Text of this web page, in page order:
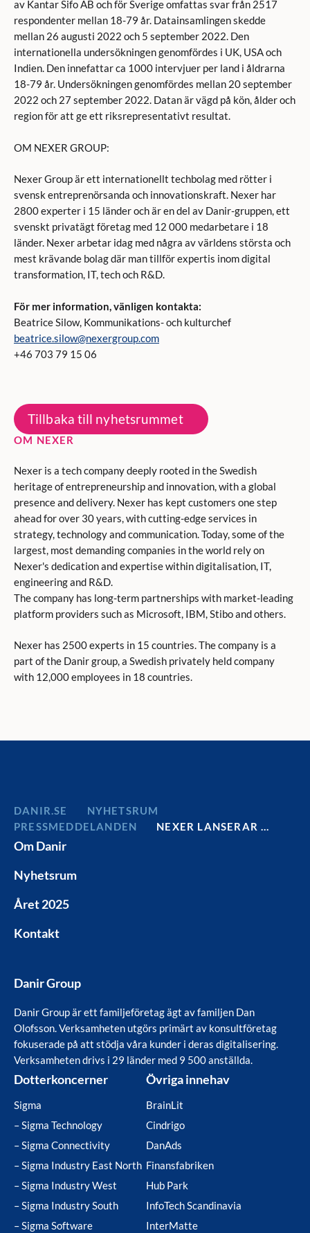
av Kantar Sifo AB och för Sverige omfattas svar från 2517
respondenter mellan 18-79 år. Datainsamlingen skedde
mellan 26 augusti 2022 och 5 september 2022. Den
internationella undersökningen genomfördes i UK, USA och
Indien. Den innefattar ca 1000 intervjuer per land i åldrarna
18-79 år. Undersökningen genomfördes mellan 20 september
2022 och 27 september 2022. Datan är vägd på kön, ålder och
region för att ge ett riksrepresentativt resultat.
OM NEXER GROUP:
Nexer Group är ett internationellt techbolag med rötter i
svensk entreprenörsanda och innovationskraft. Nexer har
2800 experter i 15 länder och är en del av Danir-gruppen, ett
svenskt privatägt företag med 12 000 medarbetare i 18
länder. Nexer arbetar idag med några av världens största och
mest krävande bolag där man tillför expertis inom digital
transformation, IT, tech och R&D.
För mer information, vänligen kontakta:
Beatrice Silow, Kommunikations- och kulturchef
beatrice.silow@nexergroup.com
+46 703 79 15 06
Tillbaka till nyhetsrummet
OM NEXER
Nexer is a tech company deeply rooted in the Swedish
heritage of entrepreneurship and innovation, with a global
presence and delivery. Nexer has kept customers one step
ahead for over 30 years, with cutting-edge services in
strategy, technology and communication. Today, some of the
largest, most demanding companies in the world rely on
Nexer's dedication and expertise within digitalisation, IT,
engineering and R&D.
The company has long-term partnerships with market-leading
platform providers such as Microsoft, IBM, Stibo and others.
Nexer has 2500 experts in 15 countries. The company is a
part of the Danir group, a Swedish privately held company
with 12,000 employees in 18 countries.
DANIR
NYHETSRUM
PRESSMEDDELANDEN
NEXER LANSERAR …
Om Danir
Nyhetsrum
Året 2025
Kontakt
Danir Group
Danir Group är ett familjeföretag ägt av familjen Dan
Olofsson. Verksamheten utgörs primärt av konsultföretag
fokuserade på att stödja våra kunder i deras digitalisering.
Verksamheten drivs i 29 länder med 9 500 anställda.
Dotterkoncerner
Sigma
– Sigma Technology
– Sigma Connectivity
– Sigma Industry East North
– Sigma Industry West
– Sigma Industry South
– Sigma Software
Övriga innehav
BrainLit
Cindrigo
DanAds
Finansfabriken
Hub Park
InfoTech Scandinavia
InterMatte